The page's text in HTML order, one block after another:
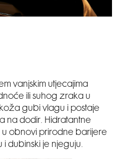
vanjskim utjecajima
ili suhog zraka u
gubi vlagu i postaje
na dodir. Hidratantne
obnovi prirodne barijere
dubinski je njeguju.